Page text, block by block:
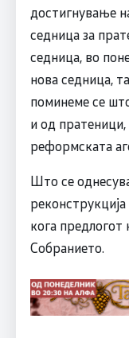
достигнување
седница за
седница, во
нова седница,
поминеме се
и од
реформската
Што се
кога
Собранието.